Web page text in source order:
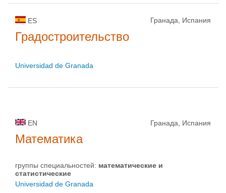
ES Гранада, Испания
Градостроительство
Universidad de Granada
EN Гранада, Испания
Математика
группы специальностей: математические и
статистические
Universidad de Granada